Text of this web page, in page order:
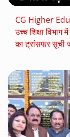
CG Higher
उच्च शिक्षा विभाग
का ट्रांसफर सूची